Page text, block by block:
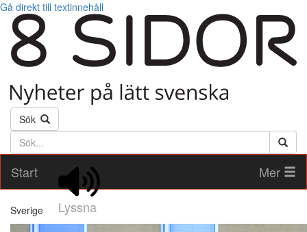
Gå direkt till textinnehåll
Sök
Söktext
Start
Lyssna
Mer
Sverige